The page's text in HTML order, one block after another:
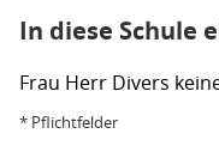
In diese Schule
Frau Herr Divers
* Pflichtfelder